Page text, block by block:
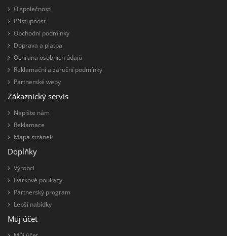
O společnosti
Přístupnost
Obchodní podmínky
Doprava a platba
Ochrana osobních údajů
Reklamační a záruční podmínky
Partnerské weby
Zákaznický servis
Napište nám
Reklamace
Mapa stránek
Doplňky
Výrobci
Dárkové poukazy
Partnerský program
Lepší nabídky
Můj účet